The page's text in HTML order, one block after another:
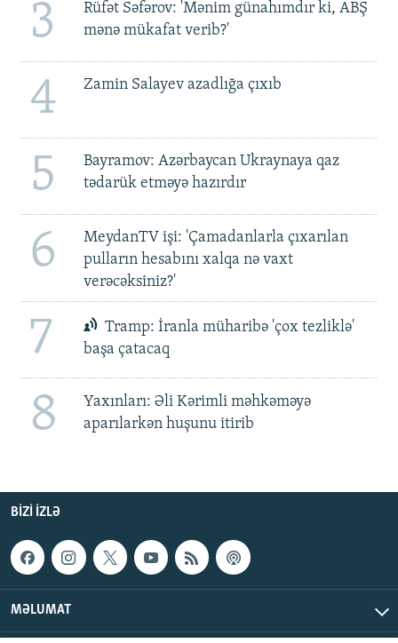
3
Rüfət Səfərov: 'Mənim günahımdır ki, ABŞ
mənə mükafat verib?'
4 Zamin Salayev azadlığa çıxıb
5
Bayramov: Azərbaycan Ukraynaya qaz
tədarük etməyə hazırdır
6
MeydanTV işi: 'Çamadanlarla çıxarılan
pulların hesabını xalqa nə vaxt
verəcəksiniz?'
7
Tramp: İranla müharibə 'çox tezliklə'
başa çatacaq
8
Yaxınları: Əli Kərimli məhkəməyə
aparılarkən huşunu itirib
BIZI IZLƏ
MƏLUMAT